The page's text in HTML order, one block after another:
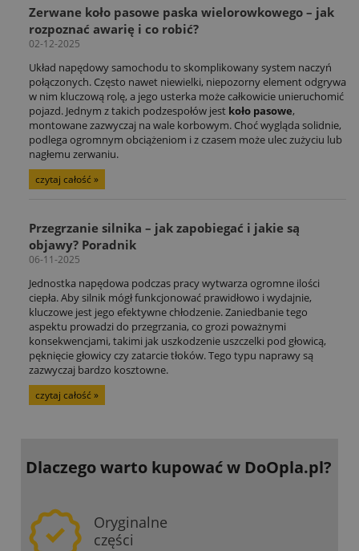
Zerwane koło pasowe paska wielorowkowego – jak
rozpoznać awarię i co robić?
02-12-2025
Układ napędowy samochodu to skomplikowany system naczyń
połączonych. Często nawet niewielki, niepozorny element odgrywa
w nim kluczową rolę, a jego usterka może całkowicie unieruchomić
pojazd. Jednym z takich podzespołów jest koło pasowe,
montowane zazwyczaj na wale korbowym. Choć wygląda solidnie,
podlega ogromnym obciążeniom i z czasem może ulec zużyciu lub
nagłemu zerwaniu.
czytaj całość »
Przegrzanie silnika – jak zapobiegać i jakie są
objawy? Poradnik
06-11-2025
Jednostka napędowa podczas pracy wytwarza ogromne ilości
ciepła. Aby silnik mógł funkcjonować prawidłowo i wydajnie,
kluczowe jest jego efektywne chłodzenie. Zaniedbanie tego
aspektu prowadzi do przegrzania, co grozi poważnymi
konsekwencjami, takimi jak uszkodzenie uszczelki pod głowicą,
pęknięcie głowicy czy zatarcie tłoków. Tego typu naprawy są
zazwyczaj bardzo kosztowne.
czytaj całość »
Dlaczego warto kupowaćw DoOpla.pl?
Oryginalne
części